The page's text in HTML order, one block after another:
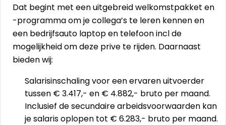
Dat begint met een uitgebreid welkomstpakket en
-programma om je collega’s te leren kennen en
een bedrijfsauto laptop en telefoon incl de
mogelijkheid om deze prive te rijden. Daarnaast
bieden wij:
Salarisinschaling voor een ervaren uitvoerder
tussen € 3.417,- en € 4.882,- bruto per maand.
Inclusief de secundaire arbeidsvoorwaarden kan
je salaris oplopen tot € 6.283,- bruto per maand.